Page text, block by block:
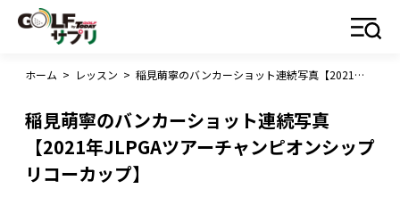
ホーム > レッスン > 稲見萌寧のバンカーショット連続写真【2021年JLPGAツアーチャンピオンシップリコーカップ】
稲見萌寧のバンカーショット連続写真
【2021年JLPGAツアーチャンピオンシップ
リコーカップ】